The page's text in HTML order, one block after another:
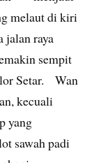
melaut di kiri
jalan raya
sempit
Setar. Wan
kecuali
yang
sawah padi